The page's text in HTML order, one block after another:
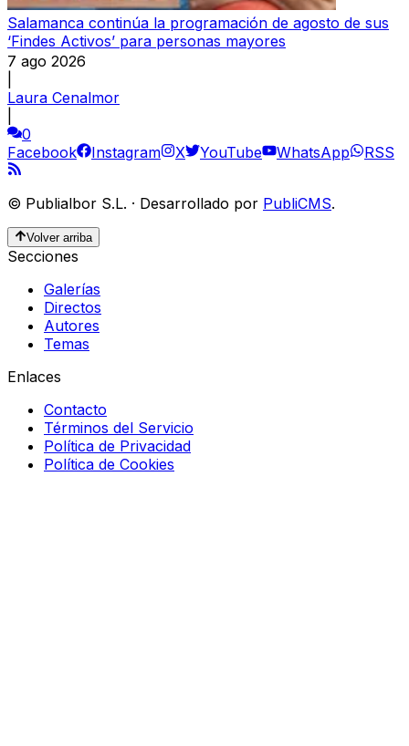
Salamanca continúa la programación de agosto de sus
‘Findes Activos’ para personas mayores
7 ago 2026
Laura Cenalmor
0
Facebook
Instagram X YouTube WhatsApp RSS
© Publialbor S.L. · Desarrollado por PubliCMS.
Volver arriba
Secciones
Galerías
Directos
Autores
Temas
Enlaces
Contacto
Términos del Servicio
Política de Privacidad
Política de Cookies